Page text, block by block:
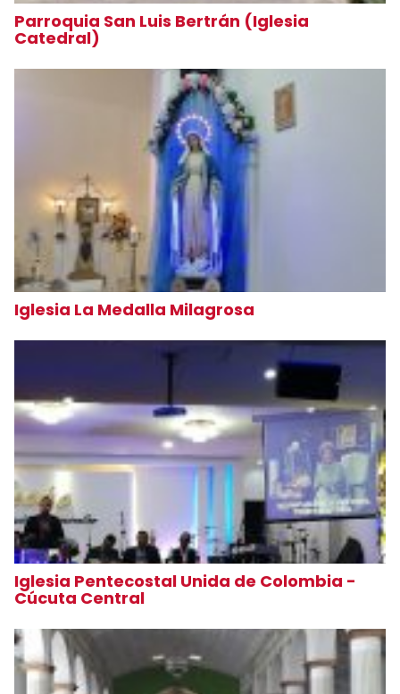
Parroquia San Luis Bertrán (Iglesia
Catedral)
Iglesia La Medalla Milagrosa
Iglesia Pentecostal Unida de Colombia -
Cúcuta Central